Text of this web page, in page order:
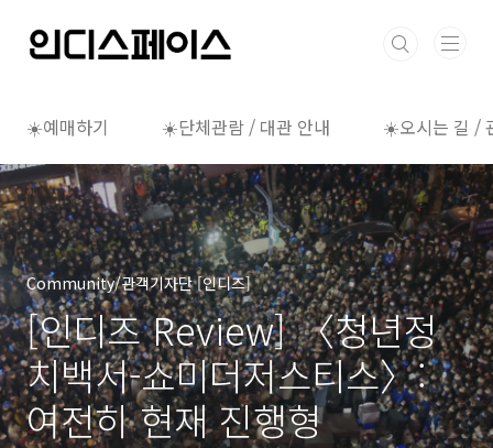
☀️예매하기 ☀️단체관람 / 대관 안내 ☀️오시는 길 /
Community/관객기자단 [인디즈]
[인디즈 Review] 〈청년정
치백서-쇼미더저스티스〉:
여전히 현재 진행형